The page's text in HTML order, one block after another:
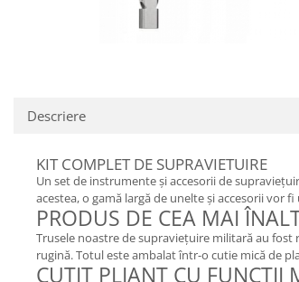
Descriere
KIT COMPLET DE SUPRAVIETUIRE
Un set de instrumente și accesorii de
acestea, o gamă largă de unelte și accesorii vor
PRODUS DE CEA MAI
Trusele noastre de supraviețuire militară au
rugină. Totul este ambalat într-o cutie mică de
CUTIT PLIANT CU FUNCTII